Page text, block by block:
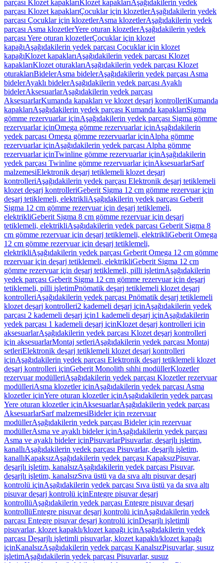
parçası Klozet kapaklarıKlozet kapaklarıAşağıdakilerin yedek
parçası Klozet kapaklarıÇocuklar için klozetlerAşağıdakilerin yedek
parçası Çocuklar için klozetlerAsma klozetlerAşağıdakilerin yedek
parçası Asma klozetlerYere oturan klozetlerAşağıdakilerin yedek
parçası Yere oturan klozetlerÇocuklar için klozet
kapağıAşağıdakilerin yedek parçası Çocuklar için klozet
kapağıKlozet kapaklarıAşağıdakilerin yedek parçası Klozet
kapaklarıKlozet oturaklarıAşağıdakilerin yedek parçası Klozet
oturaklarıBidelerAsma bidelerAşağıdakilerin yedek parçası Asma
bidelerAyaklı bidelerAşağıdakilerin yedek parçası Ayaklı
bidelerAksesuarlarAşağıdakilerin yedek parçası
AksesuarlarKumanda kapakları ve klozet deşarj kontrolleriKumanda
kapaklarıAşağıdakilerin yedek parçası Kumanda kapaklarıSigma
gömme rezervuarlar içinAşağıdakilerin yedek parçası Sigma gömme
rezervuarlar içinOmega gömme rezervuarlar içinAşağıdakilerin
yedek parçası Omega gömme rezervuarlar içinAlpha gömme
rezervuarlar içinAşağıdakilerin yedek parçası Alpha gömme
rezervuarlar içinTwinline gömme rezervuarlar içinAşağıdakilerin
yedek parçası Twinline gömme rezervuarlar içinAksesuarlarSarf
malzemesiElektronik deşarj tetiklemeli klozet deşarj
kontrolleriAşağıdakilerin yedek parçası Elektronik deşarj tetiklemeli
klozet deşarj kontrolleriGeberit Sigma 12 cm gömme rezervuar için
deşarj tetiklemeli, elektrikliAşağıdakilerin yedek parçası Geberit
Sigma 12 cm gömme rezervuar için deşarj tetiklemeli,
elektrikliGeberit Sigma 8 cm gömme rezervuar için deşarj
tetiklemeli, elektrikliAşağıdakilerin yedek parçası Geberit Sigma 8
cm gömme rezervuar için deşarj tetiklemeli, elektrikliGeberit Omega
12 cm gömme rezervuar için deşarj tetiklemeli,
elektrikliAşağıdakilerin yedek parçası Geberit Omega 12 cm gömme
rezervuar için deşarj tetiklemeli, elektrikliGeberit Sigma 12 cm
gömme rezervuar için deşarj tetiklemeli, pilli işletimAşağıdakilerin
yedek parçası Geberit Sigma 12 cm gömme rezervuar için deşarj
tetiklemeli, pilli işletimPnömatik deşarj tetiklemeli klozet deşarj
kontrolleriAşağıdakilerin yedek parçası Pnömatik deşarj tetiklemeli
klozet deşarj kontrolleri2 kademeli deşarj içinAşağıdakilerin yedek
parçası 2 kademeli deşarj için1 kademeli deşarj içinAşağıdakilerin
yedek parçası 1 kademeli deşarj içinKlozet deşarj kontrolleri için
aksesuarlarAşağıdakilerin yedek parçası Klozet deşarj kontrolleri
için aksesuarlarMontaj setleriAşağıdakilerin yedek parçası Montaj
setleriElektronik deşarj tetiklemeli klozet deşarj kontrolleri
içinAşağıdakilerin yedek parçası Elektronik deşarj tetiklemeli klozet
deşarj kontrolleri içinGeberit Monolith sıhhi modüllerKlozetler
rezervuar modülleriAşağıdakilerin yedek parçası Klozetler rezervuar
modülleriAsma klozetler içinAşağıdakilerin yedek parçası Asma
klozetler içinYere oturan klozetler içinAşağıdakilerin yedek parçası
Yere oturan klozetler içinAksesuarlarAşağıdakilerin yedek parçası
AksesuarlarSarf malzemesiBideler için rezervuar
modüllerAşağıdakilerin yedek parçası Bideler için rezervuar
modüllerAsma ve ayaklı bideler içinAşağıdakilerin yedek parçası
Asma ve ayaklı bideler içinPisuvarlarPisuvarlar, deşarjlı işletim,
kanallıAşağıdakilerin yedek parçası Pisuvarlar, deşarjlı işletim,
kanallıKapaksızAşağıdakilerin yedek parçası KapaksızPisuvar,
deşarjlı işletim, kanalsızAşağıdakilerin yedek parçası Pisuvar,
deşarjlı işletim, kanalsızSıva üstü ya da sıva altı pisuvar deşarj
kontrolü içinAşağıdakilerin yedek parçası Sıva üstü ya da sıva altı
pisuvar deşarj kontrolü içinEntegre pisuvar deşarj
kontrollüAşağıdakilerin yedek parçası Entegre pisuvar deşarj
kontrollüEntegre pisuvar deşarj kontrolü içinAşağıdakilerin yedek
parçası Entegre pisuvar deşarj kontrolü içinDeşarjlı işletimli
pisuvarlar, klozet kapaklı/klozet kapağı içinAşağıdakilerin yedek
parçası Deşarjlı işletimli pisuvarlar, klozet kapaklı/klozet kapağı
içinKanalsızAşağıdakilerin yedek parçası KanalsızPisuvarlar, susuz
işletimAşağıdakilerin yedek parçası Pisuvarlar, susuz